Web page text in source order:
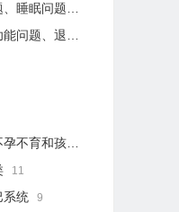
睡眠问题 18
、退行性疾病
和孩子健康
11
系统 9